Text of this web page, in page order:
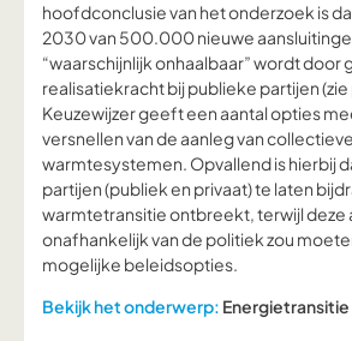
hoofdconclusie van het onderzoek is
2030 van 500.000 nieuwe
“waarschijnlijk onhaalbaar” wordt door
realisatiekracht bij publieke partijen (zie
Keuzewijzer geeft een aantal opties
versnellen van de aanleg van collectieve
warmtesystemen. Opvallend is hierbij
partijen (publiek en privaat) te laten
warmtetransitie ontbreekt, terwijl
onafhankelijk van de politiek zou
mogelijke beleidsopties.
Bekijk het onderwerp: Energietransitie